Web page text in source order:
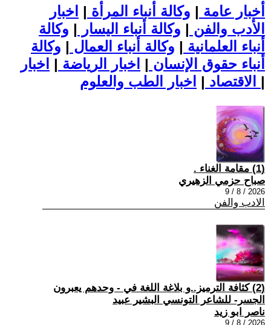
أخبار عامة | وكالة أنباء المرأة | اخبار
الأدب والفن | وكالة أنباء اليسار | وكالة
أنباء العلمانية | وكالة أنباء العمال | وكالة
أنباء حقوق الإنسان | اخبار الرياضة | اخبار
الاقتصاد | |
(1) مقامة الغناء .
صباح حزمي الزهيري
2026 / 8 / 9
الادب والفن
(2) كثافة الترميز..و بلاغة اللغة في - وحدهم يعبرون
الجسر- للشاعر التونسي البشير عبيد
ناصر ابو زيد
2026 / 8 / 9